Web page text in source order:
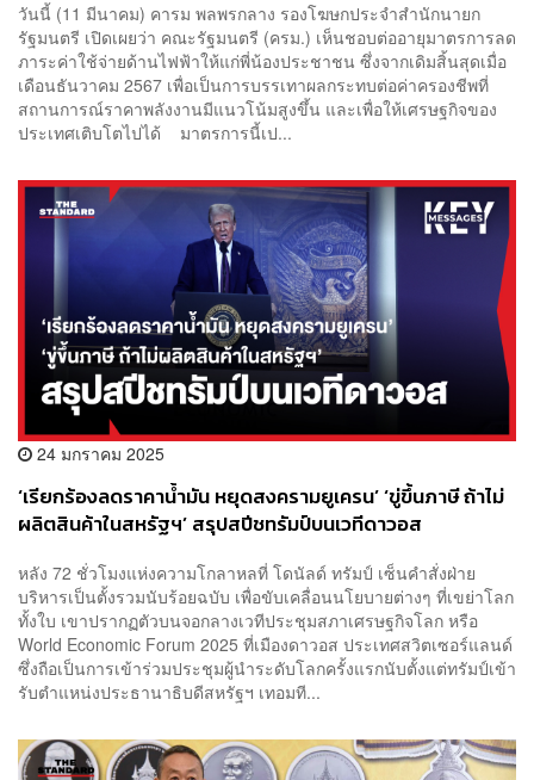
วันนี้ (11 มีนาคม) คารม พลพรกลาง รองโฆษกประจำสำนักนายก
รัฐมนตรี เปิดเผยว่า คณะรัฐมนตรี (ครม.) เห็นชอบต่ออายุมาตรการลด
ภาระค่าใช้จ่ายด้านไฟฟ้าให้แก่พี่น้องประชาชน ซึ่งจากเดิมสิ้นสุดเมื่อ
เดือนธันวาคม 2567 เพื่อเป็นการบรรเทาผลกระทบต่อค่าครองชีพที่
สถานการณ์ราคาพลังงานมีแนวโน้มสูงขึ้น และเพื่อให้เศรษฐกิจของ
ประเทศเติบโตไปได้ มาตรการนี้เป...
24 มกราคม 2025
‘เรียกร้องลดราคาน้ำมัน หยุดสงครามยูเครน’ ‘ขู่ขึ้นภาษี ถ้าไม่
ผลิตสินค้าในสหรัฐฯ’ สรุปสปีชทรัมป์บนเวทีดาวอส
หลัง 72 ชั่วโมงแห่งความโกลาหลที่ โดนัลด์ ทรัมป์ เซ็นคำสั่งฝ่าย
บริหารเป็นตั้งรวมนับร้อยฉบับ เพื่อขับเคลื่อนนโยบายต่างๆ ที่เขย่าโลก
ทั้งใบ เขาปรากฏตัวบนจอกลางเวทีประชุมสภาเศรษฐกิจโลก หรือ
World Economic Forum 2025 ที่เมืองดาวอส ประเทศสวิตเซอร์แลนด์
ซึ่งถือเป็นการเข้าร่วมประชุมผู้นำระดับโลกครั้งแรกนับตั้งแต่ทรัมป์เข้า
รับตำแหน่งประธานาธิบดีสหรัฐฯ เทอมที...